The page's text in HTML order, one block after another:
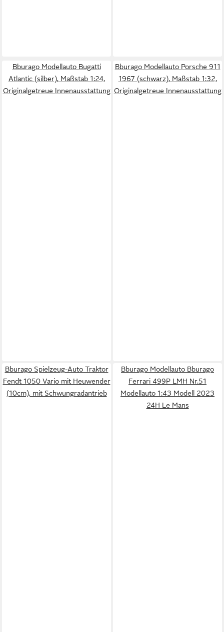
Bburago Modellauto Bugatti
Atlantic (silber), Maßstab 1:24,
Originalgetreue Innenausstattung
Bburago Modellauto Porsche 911
1967 (schwarz), Maßstab 1:32,
Originalgetreue Innenausstattung
Bburago Spielzeug-Auto Traktor
Fendt 1050 Vario mit Heuwender
(10cm), mit Schwungradantrieb
Bburago Modellauto Bburago
Ferrari 499P LMH Nr.51
Modellauto 1:43 Modell 2023
24H Le Mans